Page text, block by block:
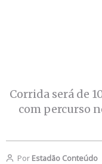
Corrida será de
com percurso
Por Estadão Conteúdo